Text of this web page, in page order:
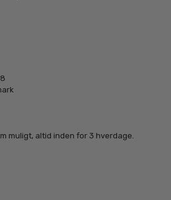
muligt, altid inden for 3 hverdage.